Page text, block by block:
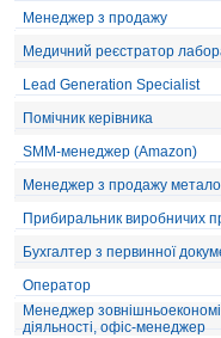
Менеджер з продажу
Медичний реєстратор
Lead Generation Specialist
Помічник керівника
SMM-менеджер (Amazon)
Менеджер з продажу
Прибиральник виробничих
Бухгалтер з первинної
Оператор
Менеджер
діяльності, офіс-менеджер